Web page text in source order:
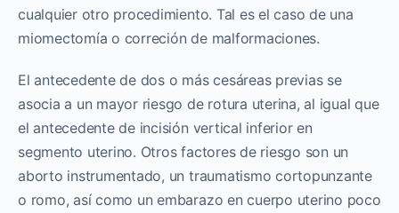
cualquier otro procedimiento. Tal es el caso de una
miomectomía o correción de malformaciones.
El antecedente de dos o más cesáreas previas se
asocia a un mayor riesgo de rotura uterina, al igual que
el antecedente de incisión vertical inferior en
segmento uterino. Otros factores de riesgo son un
aborto instrumentado, un traumatismo cortopunzante
o romo, así como un embarazo en cuerpo uterino poco